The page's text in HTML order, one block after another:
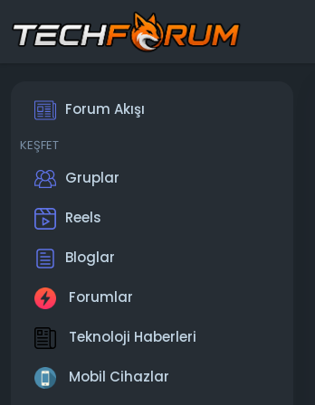
Forum Akışı
KEŞFET
Gruplar
Reels
Bloglar
Forumlar
Teknoloji Haberleri
Mobil Cihazlar